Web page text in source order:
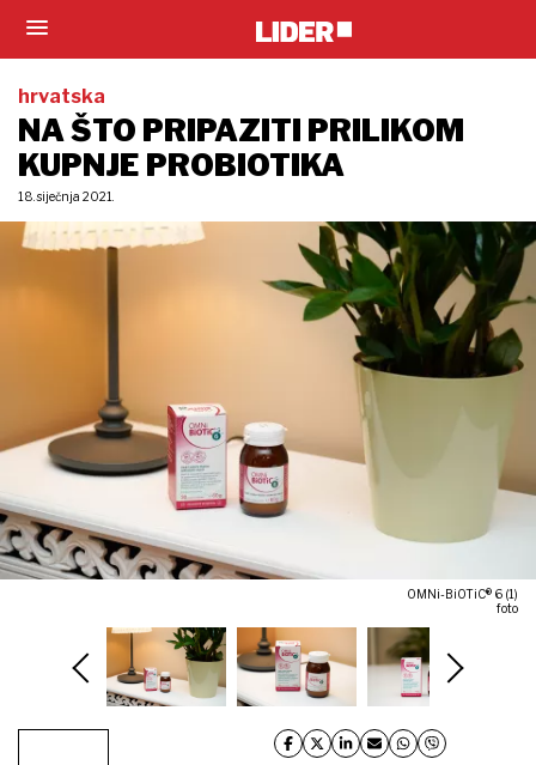
hrvatska
NA ŠTO PRIPAZITI PRILIKOM
KUPNJE PROBIOTIKA
18. siječnja 2021.
OMNi-BiOTiC® 6 (1)
foto